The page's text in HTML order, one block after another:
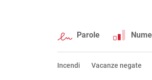
Parole
Incendi Vacanze negate